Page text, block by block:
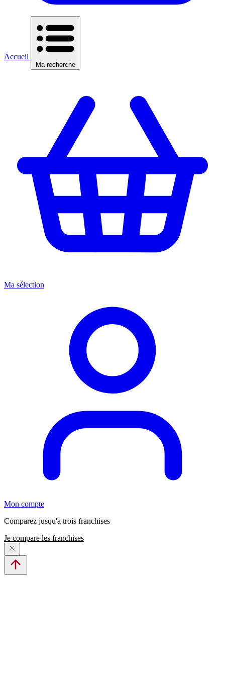
Accueil
Ma recherche
Ma sélection
Mon compte
Comparez jusqu'à trois franchises
Je compare les franchises